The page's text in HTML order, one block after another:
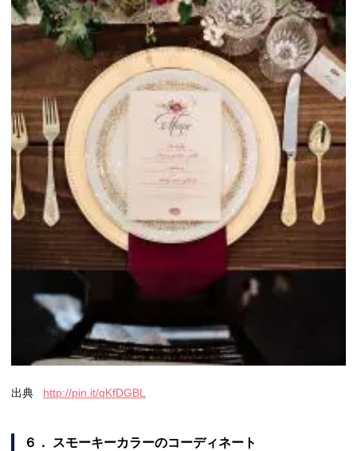
出典 http://pin.it/qKfDGBL
６． スモーキーカラーのコーディネート